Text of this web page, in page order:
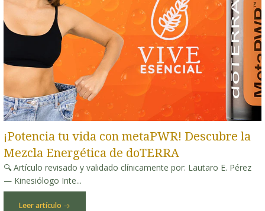
¡Potencia tu vida con metaPWR! Descubre la
Mezcla Energética de doTERRA
🔍 Artículo revisado y validado clínicamente por: Lautaro E. Pérez
— Kinesiólogo Inte...
Leer artículo